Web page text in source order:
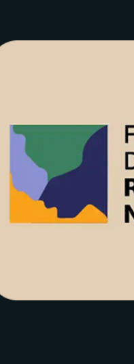
para ir ao último.